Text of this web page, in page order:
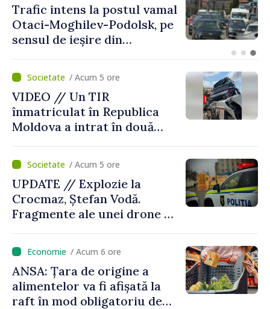
Judocanul Vladimir Iacomi a
cucerit bronzul la Cupa
Europei de tineret de la
/ Acum 5 ore
VIDEO // Un TIR
înmatriculat în Republica
Moldova a intrat în două
România
/ Acum 5 ore
UPDATE // Explozie la
Crocmaz, Ștefan Vodă.
Fragmente ale unei drone de
locului
/ Acum 6 ore
ANSA: Țara de origine a
alimentelor va fi afișată la
raft în mod obligatoriu de